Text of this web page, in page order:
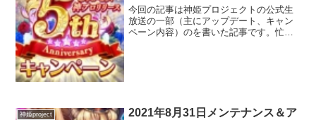
今回の記事は神姫プロジェクトの公式生
放送の一部（主にアップデート、キャン
ペーン内容）のを書いた記事です。忙し
神姫project
2021年8月31日メンテナンス＆ア